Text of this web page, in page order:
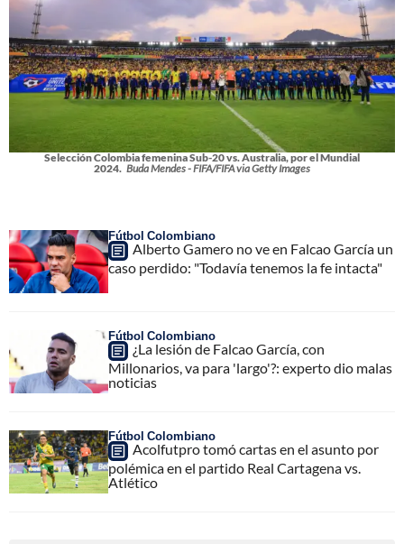
Selección Colombia femenina Sub-20 vs. Australia, por el Mundial
2024. Buda Mendes - FIFA/FIFA via Getty Images
Fútbol Colombiano
Alberto Gamero no ve en Falcao García un
caso perdido: "Todavía tenemos la fe intacta"
Fútbol Colombiano
¿La lesión de Falcao García, con
Millonarios, va para 'largo'?: experto dio malas
noticias
Fútbol Colombiano
Acolfutpro tomó cartas en el asunto por
polémica en el partido Real Cartagena vs.
Atlético